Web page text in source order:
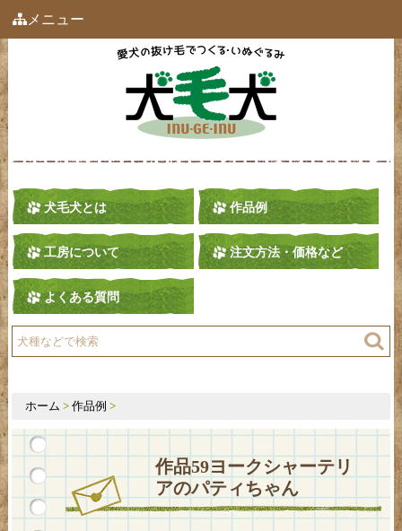
メニュー
犬毛犬とは 作品例
工房について 注文方法・価格など
よくある質問
ホーム > 作品例 >
作品59ヨークシャーテリ
アのパティちゃん